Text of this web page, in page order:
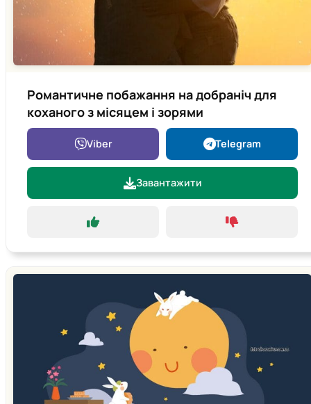
Романтичне побажання на добраніч для
коханого з місяцем і зорями
Viber Telegram
Завантажити